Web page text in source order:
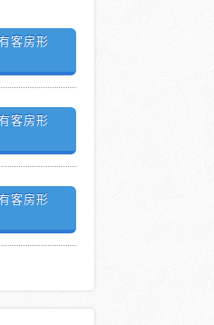
客房形
客房形
客房形